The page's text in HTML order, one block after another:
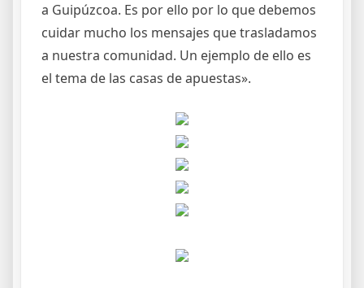
a Guipúzcoa. Es por ello por lo que debemos
cuidar mucho los mensajes que trasladamos
a nuestra comunidad. Un ejemplo de ello es
el tema de las casas de apuestas».